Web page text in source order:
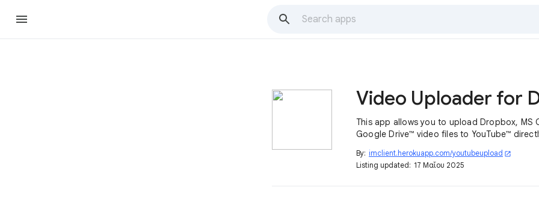
This app allows you to upload Dropbox, MS
Google Drive™ video files to YouTube™
By: imclient.herokuapp.com/youtubeupload open_in_new
Listing updated: 17 Μαΐου 2025